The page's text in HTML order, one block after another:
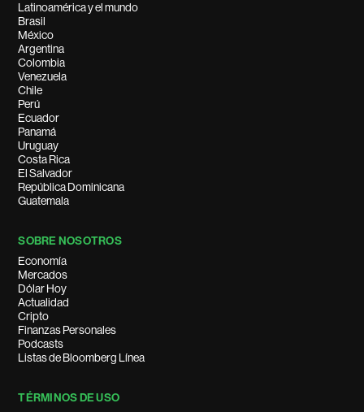
Latinoamérica y el mundo
Brasil
México
Argentina
Colombia
Venezuela
Chile
Perú
Ecuador
Panamá
Uruguay
Costa Rica
El Salvador
República Dominicana
Guatemala
SOBRE NOSOTROS
Economía
Mercados
Dólar Hoy
Actualidad
Cripto
Finanzas Personales
Podcasts
Listas de Bloomberg Línea
TÉRMINOS DE USO